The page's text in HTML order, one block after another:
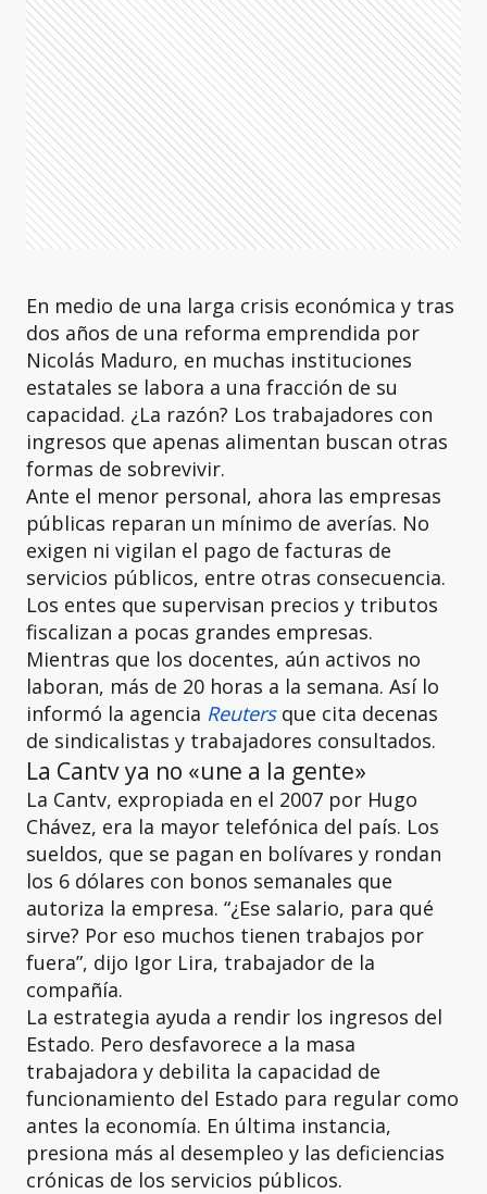
En medio de una larga crisis económica y tras
dos años de una reforma emprendida por
Nicolás Maduro, en muchas instituciones
estatales se labora a una fracción de su
capacidad. ¿La razón? Los trabajadores con
ingresos que apenas alimentan buscan otras
formas de sobrevivir.
Ante el menor personal, ahora las empresas
públicas reparan un mínimo de averías. No
exigen ni vigilan el pago de facturas de
servicios públicos, entre otras consecuencia.
Los entes que supervisan precios y tributos
fiscalizan a pocas grandes empresas.
Mientras que los docentes, aún activos no
laboran, más de 20 horas a la semana. Así lo
informó la agencia Reutersque cita decenas
de sindicalistas y trabajadores consultados.
La Cantv ya no «une a la gente»
La Cantv, expropiada en el 2007 por Hugo
Chávez, era la mayor telefónica del país. Los
sueldos, que se pagan en bolívares y rondan
los 6 dólares con bonos semanales que
autoriza la empresa. “¿Ese salario, para qué
sirve? Por eso muchos tienen trabajos por
fuera”, dijo Igor Lira, trabajador de la
compañía.
La estrategia ayuda a rendir los ingresos del
Estado. Pero desfavorece a la masa
trabajadora y debilita la capacidad de
funcionamiento del Estado para regular como
antes la economía. En última instancia,
presiona más al desempleo y las deficiencias
crónicas de los servicios públicos.